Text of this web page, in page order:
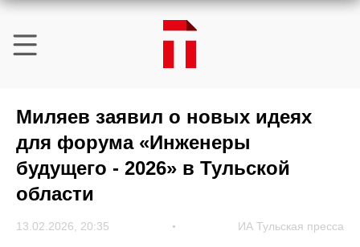
Миляев заявил о новых идеях
для форума «Инженеры
будущего - 2026» в Тульской
области
13.02.2026, 20:35 ИА Тульская пресса